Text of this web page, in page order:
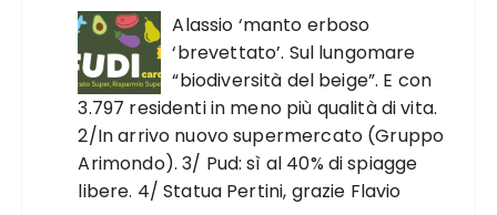
Alassio ‘manto erboso
‘brevettato’. Sul lungomare
“biodiversità del beige”. E con
3.797 residenti in meno più qualità di vita.
2/In arrivo nuovo supermercato (Gruppo
Arimondo). 3/ Pud: sì al 40% di spiagge
libere. 4/ Statua Pertini, grazie Flavio